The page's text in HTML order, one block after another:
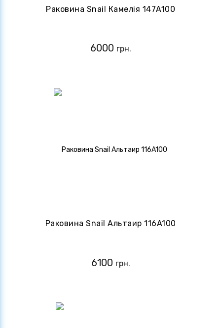
Раковина Snail Камелія 147A100
6000 грн.
Раковина Snail Альтаир 116A100
6100 грн.